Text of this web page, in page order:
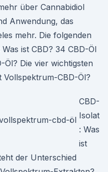
über Cannabidiol
Anwendung, das
mehr. Die folgenden
ist CBD? 34 CBD-Öl
Öl? Die vier wichtigsten
Vollspektrum-CBD-Öl?
CBD-
Isolat
: Was
ist
der Unterschied